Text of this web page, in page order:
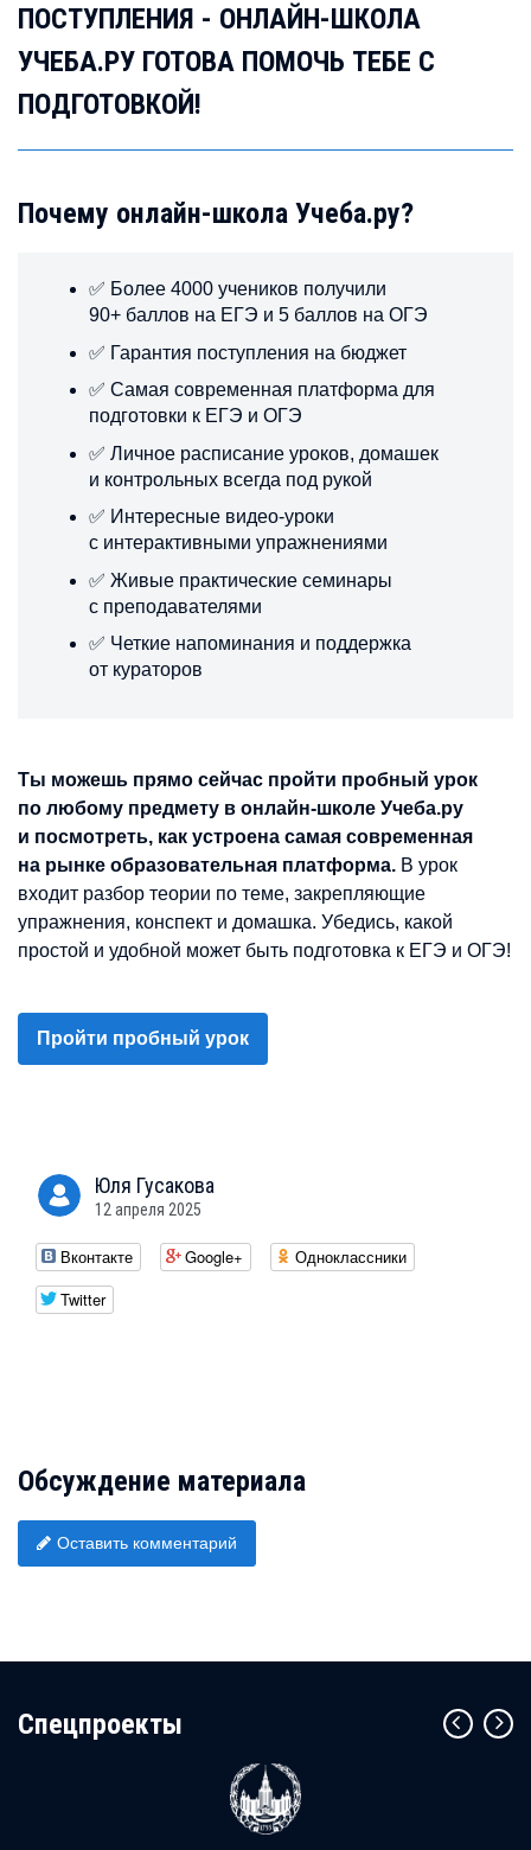
ПОСТУПЛЕНИЯ - ОНЛАЙН-ШКОЛА
УЧЕБА.РУ ГОТОВА ПОМОЧЬ ТЕБЕ С
ПОДГОТОВКОЙ!
Почему онлайн-школа Учеба.ру?
✅ Более 4000 учеников получили
90+ баллов на ЕГЭ и 5 баллов на ОГЭ
✅ Гарантия поступления на бюджет
✅ Самая современная платформа для
подготовки к ЕГЭ и ОГЭ
✅ Личное расписание уроков, домашек
и контрольных всегда под рукой
✅ Интересные видео-уроки
с интерактивными упражнениями
✅ Живые практические семинары
с преподавателями
✅ Четкие напоминания и поддержка
от кураторов
Ты можешь прямо сейчас пройти пробный урок
по любому предмету в онлайн-школе Учеба.ру
и посмотреть, как устроена самая современная
на рынке образовательная платформа. В урок
входит разбор теории по теме, закрепляющие
упражнения, конспект и домашка. Убедись, какой
простой и удобной может быть подготовка к ЕГЭ и ОГЭ!
Пройти пробный урок
Юля Гусакова
12 апреля 2025
Вконтакте Google+
Одноклассники
Twitter
Обсуждение материала
Оставить комментарий
Cпецпроекты